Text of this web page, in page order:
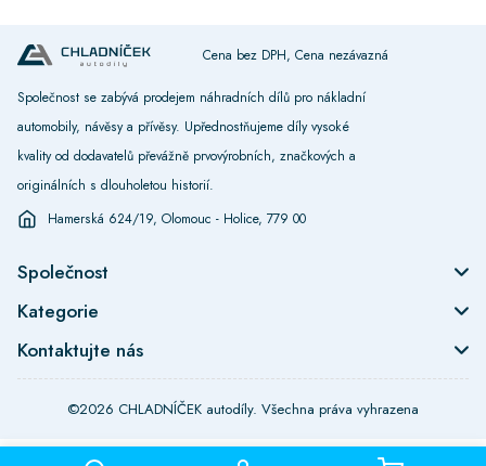
Cena bez DPH, Cena nezávazná
Společnost se zabývá prodejem náhradních dílů pro nákladní
automobily, návěsy a přívěsy. Upřednostňujeme díly vysoké
kvality od dodavatelů převážně prvovýrobních, značkových a
originálních s dlouholetou historií.
Hamerská 624/19, Olomouc - Holice, 779 00
Společnost
Kategorie
Kontaktujte nás
©2026 CHLADNÍČEK autodíly. Všechna práva vyhrazena